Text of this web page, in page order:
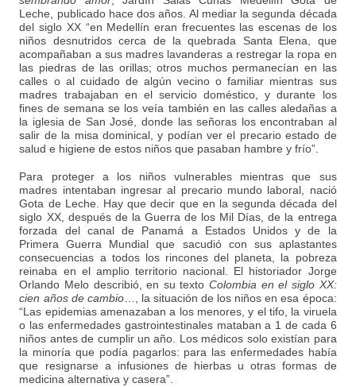
Leche, publicado hace dos años. Al mediar la segunda década
del siglo XX “en Medellín eran frecuentes las escenas de los
niños desnutridos cerca de la quebrada Santa Elena, que
acompañaban a sus madres lavanderas a restregar la ropa en
las piedras de las orillas; otros muchos permanecían en las
calles o al cuidado de algún vecino o familiar mientras sus
madres trabajaban en el servicio doméstico, y durante los
fines de semana se los veía también en las calles aledañas a
la iglesia de San José, donde las señoras los encontraban al
salir de la misa dominical, y podían ver el precario estado de
salud e higiene de estos niños que pasaban hambre y frío”.
Para proteger a los niños vulnerables mientras que sus
madres intentaban ingresar al precario mundo laboral, nació
Gota de Leche. Hay que decir que en la segunda década del
siglo XX, después de la Guerra de los Mil Días, de la entrega
forzada del canal de Panamá a Estados Unidos y de la
Primera Guerra Mundial que sacudió con sus aplastantes
consecuencias a todos los rincones del planeta, la pobreza
reinaba en el amplio territorio nacional. El historiador Jorge
Orlando Melo describió, en su textoColombia en el siglo XX:
cien años de cambio…, la situación de los niños en esa época:
“Las epidemias amenazaban a los menores, y el tifo, la viruela
o las enfermedades gastrointestinales mataban a 1 de cada 6
niños antes de cumplir un año. Los médicos solo existían para
la minoría que podía pagarlos: para las enfermedades había
que resignarse a infusiones de hierbas u otras formas de
medicina alternativa y casera”.